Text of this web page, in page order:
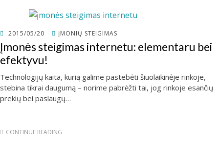
POSTED
ON
2015/05/20 ĮMONIŲ STEIGIMAS
Įmonės steigimas internetu: elementaru bei
efektyvu!
Technologijų kaita, kurią galime pastebėti šiuolaikinėje rinkoje,
stebina tikrai daugumą – norime pabrėžti tai, jog rinkoje esančių
prekių bei paslaugų…
CONTINUE READING